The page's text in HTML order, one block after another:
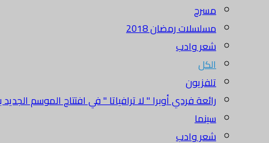
مسرح
مسلسلات رمضان 2018
شعر وادب
الكل
تلفزيون
رائعة فردي أوبرا " لا ترافياتا " في افتتاح الموسم الجديد
سينما
شعر وادب